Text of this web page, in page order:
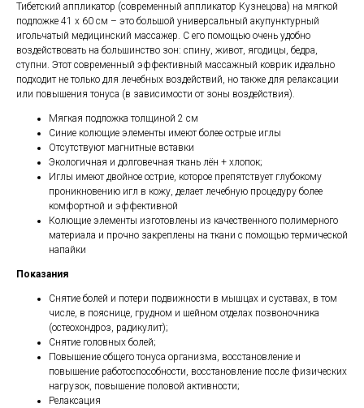
Тибетский аппликатор (современный аппликатор Кузнецова) на мягкой
подложке 41 х 60 см – это большой универсальный акупунктурный
игольчатый медицинский массажер. С его помощью очень удобно
воздействовать на большинство зон: спину, живот, ягодицы, бедра,
ступни. Этот современный эффективный массажный коврик идеально
подходит не только для лечебных воздействий, но также для релаксации
или повышения тонуса (в зависимости от зоны воздействия).
Мягкая подложка толщиной 2 см
Синие колющие элементы имеют более острые иглы
Отсутствуют магнитные вставки
Экологичная и долговечная ткань лён + хлопок;
Иглы имеют двойное острие, которое препятствует глубокому
проникновению игл в кожу, делает лечебную процедуру более
комфортной и эффективной
Колющие элементы изготовлены из качественного полимерного
материала и прочно закреплены на ткани с помощью термической
напайки
Показания
Снятие болей и потери подвижности в мышцах и суставах, в том
числе, в пояснице, грудном и шейном отделах позвоночника
(остеохондроз, радикулит);
Снятие головных болей;
Повышение общего тонуса организма, восстановление и
повышение работоспособности, восстановление после физических
нагрузок, повышение половой активности;
Релаксация